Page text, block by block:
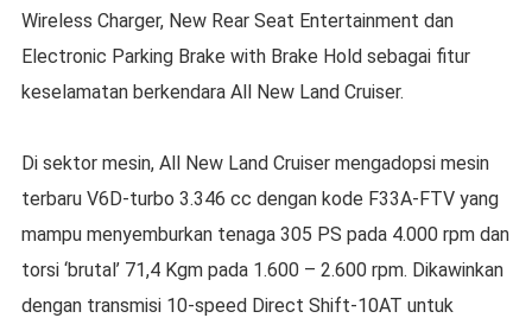
Wireless Charger, New Rear Seat Entertainment dan
Electronic Parking Brake with Brake Hold sebagai fitur
keselamatan berkendara All New Land Cruiser.
Di sektor mesin, All New Land Cruiser mengadopsi mesin
terbaru V6D-turbo 3.346 cc dengan kode F33A-FTV yang
mampu menyemburkan tenaga 305 PS pada 4.000 rpm dan
torsi ‘brutal’ 71,4 Kgm pada 1.600 – 2.600 rpm. Dikawinkan
dengan transmisi 10-speed Direct Shift-10AT untuk